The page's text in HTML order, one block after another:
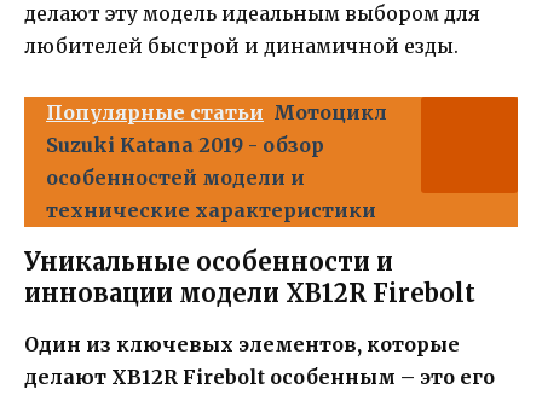
делают эту модель идеальным выбором для
любителей быстрой и динамичной езды.
Популярные статьи Мотоцикл
Suzuki Katana 2019 - обзор
особенностей модели и
технические характеристики
Уникальные особенности и
инновации модели XB12R Firebolt
Один из ключевых элементов, которые
делают XB12R Firebolt особенным – это его